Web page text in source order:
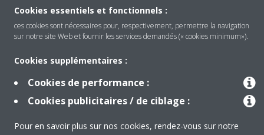
Produits
Cookies essentiels et fonctionnels :
ces cookies sont nécessaires pour, respectivement, permettre la navigation
sur notre site Web et fournir les services demandés (« cookies minimum»).
Cookies supplémentaires :
Cookies de performance :
Cookies publicitaires / de ciblage :
Pour en savoir plus sur nos cookies, rendez-vous sur notre